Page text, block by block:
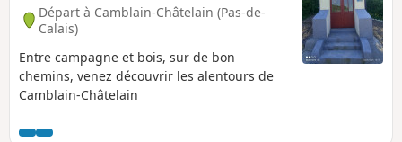
Départ à Camblain-Châtelain (Pas-de-
Calais)
Entre campagne et bois, sur de bon
chemins, venez découvrir les alentours de
Camblain-Châtelain